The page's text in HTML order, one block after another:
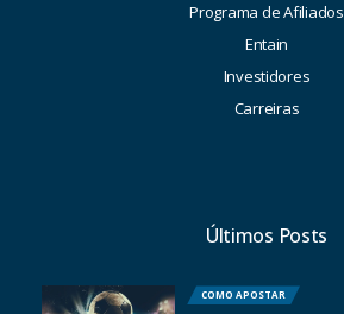
Programa de Afiliados
Entain
Investidores
Carreiras
Últimos Posts
COMO APOSTAR